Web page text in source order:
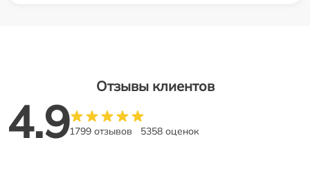
Отзывы клиентов
4.91799 отзывов 5358 оценок